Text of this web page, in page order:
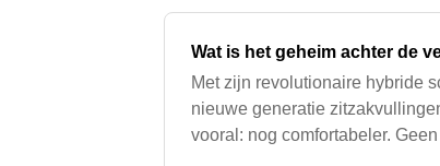
Wat is het geheim achter de
Met zijn revolutionaire hybride
nieuwe generatie
vooral: nog comfortabeler.